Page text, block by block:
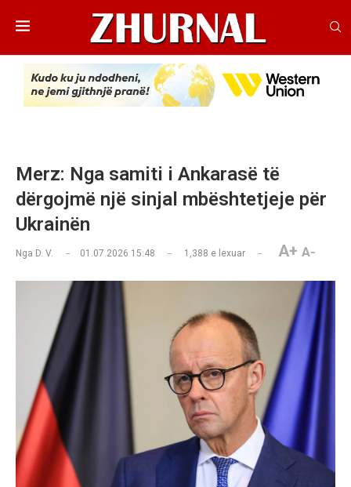
Merz: Nga samiti i Ankarasë të
dërgojmë një sinjal mbështetjeje për
Ukrainën
Nga D. V. 01.07.2026 15:48 1,388 e lexuar A+ A-